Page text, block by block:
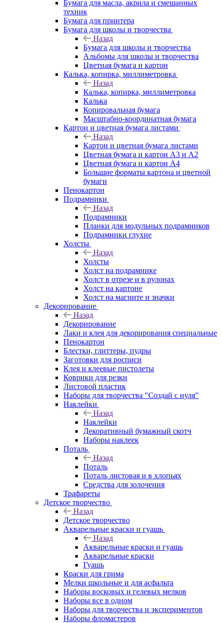
Бумага для масла, акрила и смешанных
техник
Бумага для принтера
Бумага для школы и творчества
Назад
Бумага для школы и творчества
Альбомы для школы и творчества
Цветная бумага и картон
Калька, копирка, миллиметровка
Назад
Калька, копирка, миллиметровка
Калька
Копировальная бумага
Масштабно-координатная бумага
Картон и цветная бумага листами
Назад
Картон и цветная бумага листами
Цветная бумага и картон А3 и А2
Цветная бумага и картон А4
Большие форматы картона и цветной
бумаги
Пенокартон
Подрамники
Назад
Подрамники
Планки для модульных подрамников
Подрамники глухие
Холсты
Назад
Холсты
Холст на подрамнике
Холст в отрезе и в рулонах
Холст на картоне
Холст на магните и значки
Декорирование
Назад
Декорирование
Лаки и клея для декорирования специальные
Пенокартон
Блестки, глиттеры, пудры
Заготовки для росписи
Клея и клеевые пистолеты
Коврики для резки
Листовой пластик
Наборы для творчества "Создай с нуля"
Наклейки
Назад
Наклейки
Декоративный бумажный скотч
Наборы наклеек
Поталь
Назад
Поталь
Поталь листовая и в хлопьях
Средства для золочения
Трафареты
Детское творчество
Назад
Детское творчество
Акварельные краски и гуашь
Назад
Акварельные краски и гуашь
Акварельные краски
Гуашь
Краски для грима
Мелки школьные и для асфальта
Наборы восковых и гелевых мелков
Наборы все в одном
Наборы для творчества и экспериментов
Наборы фломастеров